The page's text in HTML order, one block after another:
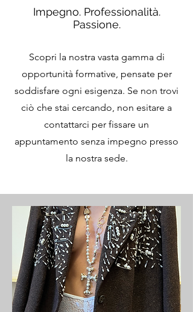
Impegno. Professionalità.
Passione.
Scopri la nostra vasta gamma di
opportunità formative, pensate per
soddisfare ogni esigenza. Se non trovi
ciò che stai cercando, non esitare a
contattarci per fissare un
appuntamento senza impegno presso
la nostra sede.